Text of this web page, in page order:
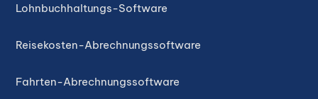
Lohnbuchhaltungs-Software
Reisekosten-Abrechnungssoftware
Fahrten-Abrechnungssoftware